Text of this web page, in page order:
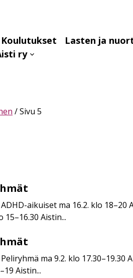
Koulutukset Lasten ja
ry
/Sivu 5
aikuiset ma 16.2. klo 18–20
Aistin...
ma 9.2. klo
Aistin...